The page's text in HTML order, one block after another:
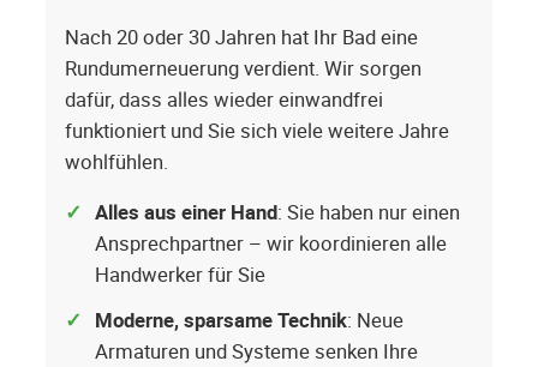
Nach 20 oder 30 Jahren hat Ihr Bad eine
Rundumerneuerung verdient. Wir sorgen
dafür, dass alles wieder einwandfrei
funktioniert und Sie sich viele weitere Jahre
wohlfühlen.
Alles aus einer Hand: Sie haben nur einen
Ansprechpartner – wir koordinieren alle
Handwerker für Sie
Moderne, sparsame Technik: Neue
Armaturen und Systeme senken Ihre